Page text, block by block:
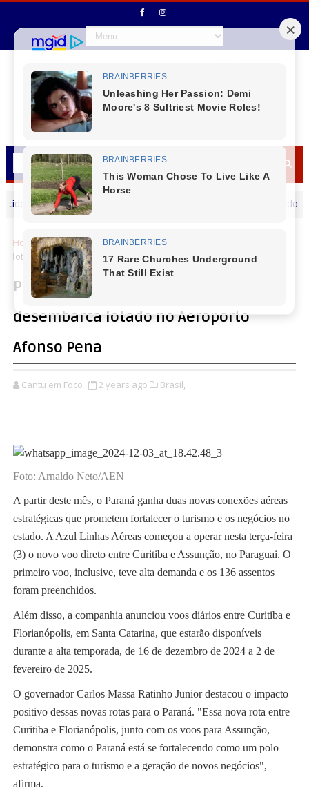
entre carro e motocicleta é registrado em Laranjeiras do Sul
Home Brasil
Primeiro voo direto do Paraguai desembarca
lotado no Aeroporto Afonso Pena
Primeiro voo direto do Paraguai
desembarca lotado no Aeroporto
Afonso Pena
Cantu em Foco 2 years ago Brasil,
Foto: Arnaldo Neto/AEN
A partir deste mês, o Paraná ganha duas novas conexões aéreas
estratégicas que prometem fortalecer o turismo e os negócios no
estado. A Azul Linhas Aéreas começou a operar nesta terça-feira
(3) o novo voo direto entre Curitiba e Assunção, no Paraguai. O
primeiro voo, inclusive, teve alta demanda e os 136 assentos
foram preenchidos.
Além disso, a companhia anunciou voos diários entre Curitiba e
Florianópolis, em Santa Catarina, que estarão disponíveis
durante a alta temporada, de 16 de dezembro de 2024 a 2 de
fevereiro de 2025.
O governador Carlos Massa Ratinho Junior destacou o impacto
positivo dessas novas rotas para o Paraná. "Essa nova rota entre
Curitiba e Florianópolis, junto com os voos para Assunção,
demonstra como o Paraná está se fortalecendo como um polo
estratégico para o turismo e a geração de novos negócios",
afirma.